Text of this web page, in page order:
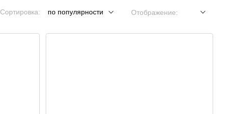
Сортировка: по популярности Отображение: